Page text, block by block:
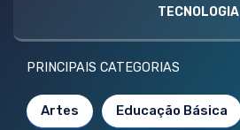
TECNOLOGIA
PRINCIPAIS CATEGORIAS
Artes Educação Básica